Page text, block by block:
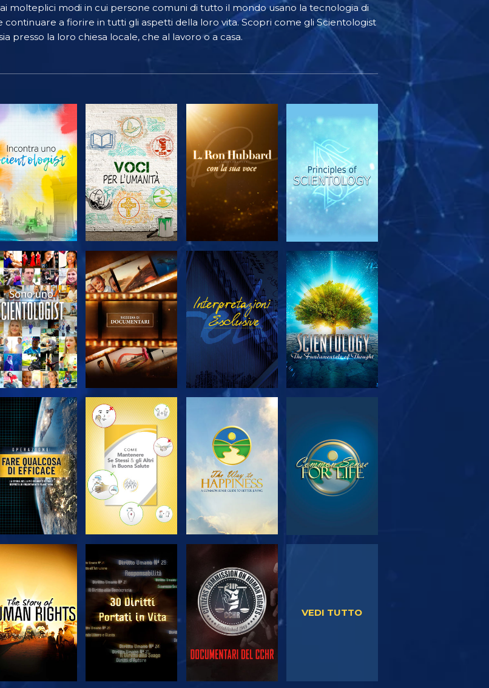
molteplici modi in cui persone comuni di tutto il mondo usano la tecnologia di
a fiorire in tutti gli aspetti della loro vita. Scopri come gli Scientologist
presso la loro chiesa locale, che al lavoro o a casa.
ESPLORA LE
SERIE
ESPLORA LE
SERIE
ESPLORA LE
SERIE
GUARDA
ESPLORA LE
SERIE
ESPLORA LE
SERIE
ESPLORA LE
SERIE
GUARDA GUARDA GUARDA
VEDI TUTTO